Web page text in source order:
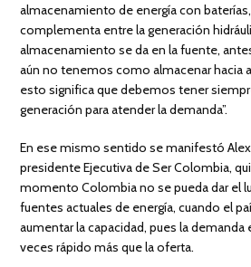
almacenamiento de energía con
complementa entre la generación
almacenamiento se da en la fuente,
aún no tenemos como almacenar hacia
esto significa que debemos tener
generación para atender la demanda”.
En ese mismo sentido se manifestó
presidente Ejecutiva de Ser Colombia,
momento Colombia no se pueda dar el
fuentes actuales de energía, cuando el
aumentar la capacidad, pues la
veces rápido más que la oferta.